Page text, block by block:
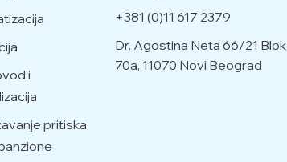
i
pritiska
+381 (0)11 617 2379
Dr. Agostina Neta 66/21 Blok
70a, 11070 Novi Beograd